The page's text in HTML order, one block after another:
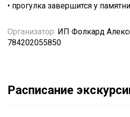
• прогулка завершится у
Организатор: ИП Фолкард
784202055850
Расписание